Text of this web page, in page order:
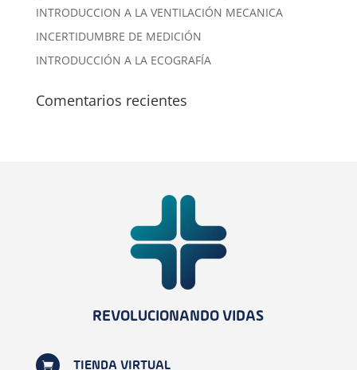
INTRODUCCION A LA VENTILACIÓN MECANICA
INCERTIDUMBRE DE MEDICIÓN
INTRODUCCIÓN A LA ECOGRAFÍA
Comentarios recientes
REVOLUCIONANDO VIDAS
 TIENDA VIRTUAL